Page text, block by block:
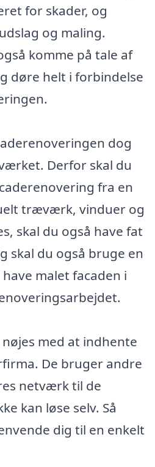
for skader, og
og maling.
komme på tale af
døre helt i forbindelse
dog
Derfor skal du
fra en
træværk, vinduer og
skal du også have fat
skal du også bruge en
malet facaden i
med at indhente
De bruger andre
netværk til de
kan løse selv. Så
dig til en enkelt